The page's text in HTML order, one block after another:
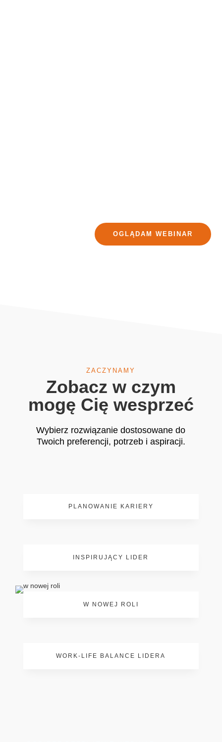
OGLĄDAM WEBINAR
ZACZYNAMY
Zobacz w czym
mogę Cię wesprzeć
Wybierz rozwiązanie dostosowane do
Twoich preferencji, potrzeb i aspiracji.
PLANOWANIE KARIERY
INSPIRUJĄCY LIDER
W NOWEJ ROLI
WORK-LIFE BALANCE LIDERA